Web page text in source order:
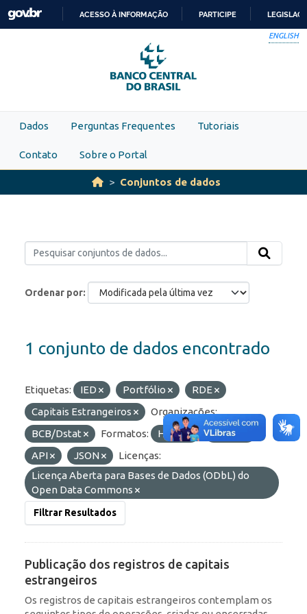
Skip to main content
PARA
O
CONTEÚDO
ACESSO À INFORMAÇÃO PARTICIPE
ENGLISH
Dados Perguntas Frequentes Tutoriais
Contato Sobre o Portal
Conjuntos de dados
Ordenar por
1 conjunto de dados encontrado
Etiquetas: IED Portfólio
RDE
Capitais Estrangeiros
Organizações:
BCB/Dstat
Formatos: HTML
OData
API
JSON
Licenças:
Licença Aberta para Bases de Dados (ODbL) do
Open Data Commons
Filtrar Resultados
Publicação dos registros de capitais
estrangeiros
Os registros de capitais estrangeiros contemplam os